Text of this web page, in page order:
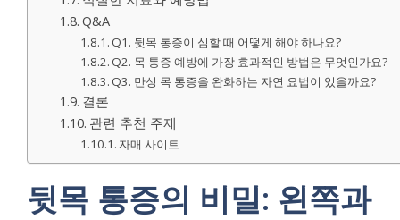
Q&A
Q1. 뒷목 통증이 심할 때 어떻게 해야 하나요?
Q2. 목 통증 예방에 가장 효과적인 방법은 무엇인가요?
Q3. 만성 목 통증을 완화하는 자연 요법이 있을까요?
결론
관련 추천 주제
자매 사이트
뒷목 통증의 비밀: 왼쪽과